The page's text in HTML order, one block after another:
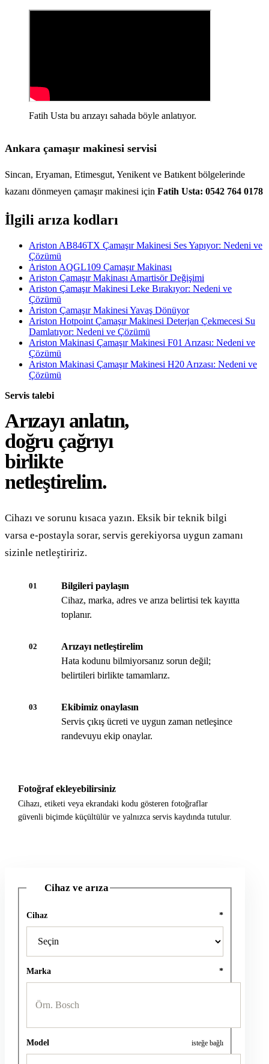
Fatih Usta bu arızayı sahada böyle anlatıyor.
Ankara çamaşır makinesi servisi
Sincan, Eryaman, Etimesgut, Yenikent ve Batıkent bölgelerinde
kazanı dönmeyen çamaşır makinesi için Fatih Usta: 0542 764 0178
İlgili arıza kodları
Ariston AB846TX Çamaşır Makinesi Ses Yapıyor: Nedeni ve
Çözümü
Ariston AQGL109 Çamaşır Makinası
Ariston Çamaşır Makinası Amartisör Değişimi
Ariston Çamaşır Makinesi Leke Bırakıyor: Nedeni ve
Çözümü
Ariston Çamaşır Makinesi Yavaş Dönüyor
Ariston Hotpoint Çamaşır Makinesi Deterjan Çekmecesi Su
Damlatıyor: Nedeni ve Çözümü
Ariston Makinasi Çamaşır Makinesi F01 Arızası: Nedeni ve
Çözümü
Ariston Makinasi Çamaşır Makinesi H20 Arızası: Nedeni ve
Çözümü
Servis talebi
Arızayı anlatın,
doğru çağrıyı
birlikte
netleştirelim.
Cihazı ve sorunu kısaca yazın. Eksik bir teknik bilgi
varsa e-postayla sorar, servis gerekiyorsa uygun zamanı
sizinle netleştiririz.
01
Bilgileri paylaşın
Cihaz, marka, adres ve arıza belirtisi tek kayıtta
toplanır.
02
Arızayı netleştirelim
Hata kodunu bilmiyorsanız sorun değil;
belirtileri birlikte tamamlarız.
03
Ekibimiz onaylasın
Servis çıkış ücreti ve uygun zaman netleşince
randevuyu ekip onaylar.
Fotoğraf ekleyebilirsiniz
Cihazı, etiketi veya ekrandaki kodu gösteren fotoğraflar
güvenli biçimde küçültülür ve yalnızca servis kaydında tutulur.
Cihaz ve arıza
Cihaz *
Marka *
Model isteğe bağlı